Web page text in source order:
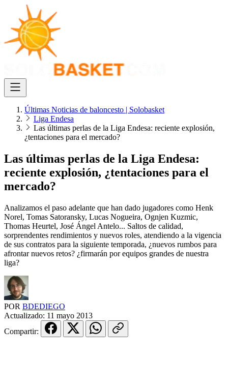
Últimas Noticias de baloncesto | Solobasket
Liga Endesa
Las últimas perlas de la Liga Endesa: reciente explosión,
¿tentaciones para el mercado?
Las últimas perlas de la Liga Endesa:
reciente explosión, ¿tentaciones para el
mercado?
Analizamos el paso adelante que han dado jugadores como Henk
Norel, Tomas Satoransky, Lucas Nogueira, Ognjen Kuzmic,
Thomas Heurtel, José Ángel Antelo... Saltos de calidad,
sorprendentes rendimientos y nuevos roles, atendiendo a la vigencia
de sus contratos para la siguiente temporada, ¿nuevos rumbos para
afrontar nuevos retos? ¿firmarán por equipos grandes de nuestra
liga?
POR BDEDIEGO
Actualizado: 11 mayo 2013
Compartir: